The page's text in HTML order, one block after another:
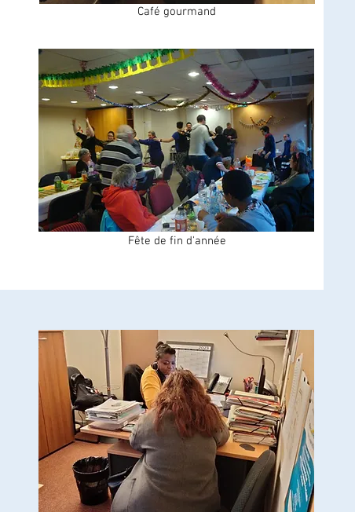
Café gourmand
Fête de fin d'année